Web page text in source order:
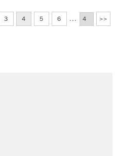
3 4 5 6 ... >>